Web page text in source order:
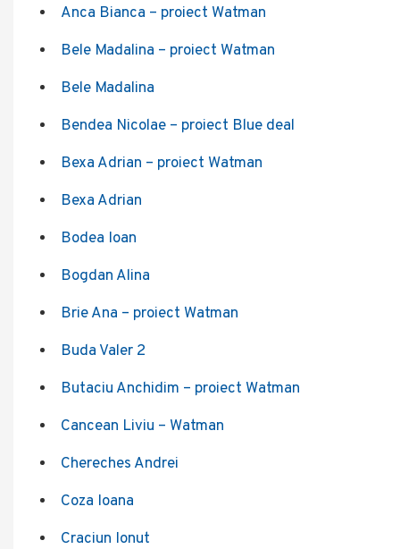
Anca Bianca – proiect Watman
Bele Madalina – proiect Watman
Bele Madalina
Bendea Nicolae – proiect Blue deal
Bexa Adrian – proiect Watman
Bexa Adrian
Bodea Ioan
Bogdan Alina
Brie Ana – proiect Watman
Buda Valer 2
Butaciu Anchidim – proiect Watman
Cancean Liviu – Watman
Chereches Andrei
Coza Ioana
Craciun Ionut